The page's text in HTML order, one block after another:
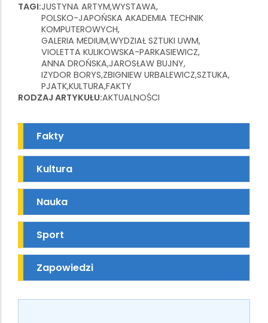
TAGI JUSTYNA ARTYM WYSTAWA
POLSKO-JAPOŃSKA AKADEMIA TECHNIK
KOMPUTEROWYCH
GALERIA MEDIUM WYDZIAŁ SZTUKI UWM
VIOLETTA KULIKOWSKA-PARKASIEWICZ
ANNA DROŃSKA JAROSŁAW BUJNY
IZYDOR BORYS ZBIGNIEW URBALEWICZ SZTUKA
PJATKKULTURA FAKTY
RODZAJ ARTYKUŁU AKTUALNOŚCI
Fakty
Kultura
Nauka
Sport
Zapowiedzi